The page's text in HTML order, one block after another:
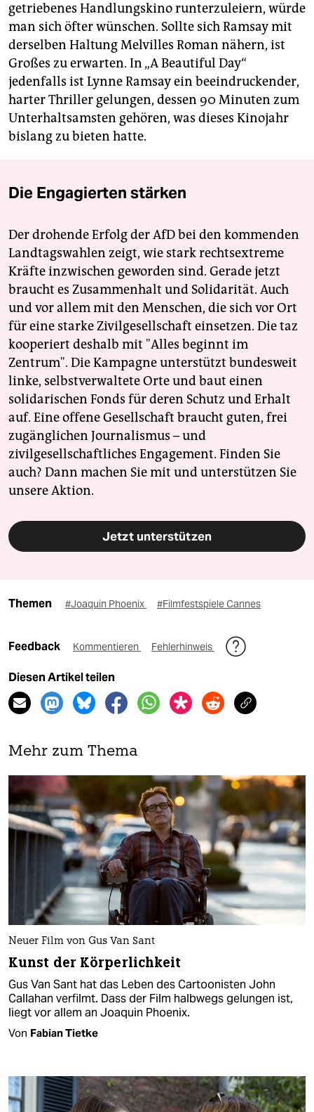
getriebenes Handlungskino runterzuleiern, würde
man sich öfter wünschen. Sollte sich Ramsay mit
derselben Haltung Melvilles Roman nähern, ist
Großes zu erwarten. In „A Beautiful Day“
jedenfalls ist Lynne Ramsay ein beeindruckender,
harter Thriller gelungen, dessen 90 Minuten zum
Unterhaltsamsten gehören, was dieses Kinojahr
bislang zu bieten hatte.
Die Engagierten stärken
Der drohende Erfolg der AfD bei den kommenden
Landtagswahlen zeigt, wie stark rechtsextreme
Kräfte inzwischen geworden sind. Gerade jetzt
braucht es Zusammenhalt und Solidarität. Auch
und vor allem mit den Menschen, die sich vor Ort
für eine starke Zivilgesellschaft einsetzen. Die taz
kooperiert deshalb mit "Alles beginnt im
Zentrum". Die Kampagne unterstützt bundesweit
linke, selbstverwaltete Orte und baut einen
solidarischen Fonds für deren Schutz und Erhalt
auf. Eine offene Gesellschaft braucht guten, frei
zugänglichen Journalismus – und
zivilgesellschaftliches Engagement. Finden Sie
auch? Dann machen Sie mit und unterstützen Sie
unsere Aktion.
Jetzt unterstützen
Themen #Joaquin Phoenix #Filmfestspiele Cannes
Feedback Kommentieren Fehlerhinweis
Diesen Artikel teilen
Mehr zum Thema
Neuer Film von Gus Van Sant
Kunst der Körperlichkeit
Gus Van Sant hat das Leben des Cartoonisten John
Callahan verfilmt. Dass der Film halbwegs gelungen ist,
liegt vor allem an Joaquin Phoenix.
Von Fabian Tietke